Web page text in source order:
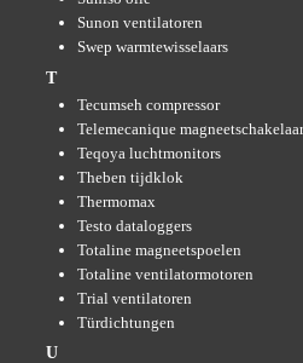
Sunon ventilatoren
Swep warmtewisselaars
T
Tecumseh compressor
Telemecanique
Teqoya luchtmonitors
Theben tijdklok
Thermomax
Testo dataloggers
Totaline magneetspoelen
Totaline ventilatormotoren
Trial ventilatoren
Türdichtungen
U